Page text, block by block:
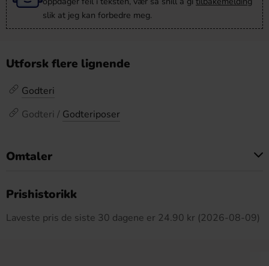
slik at jeg kan forbedre meg.
Utforsk flere lignende
Godteri
Godteri / Godteriposer
Omtaler
Prishistorikk
Laveste pris de siste 30 dagene er 24.90 kr (2026-08-09)